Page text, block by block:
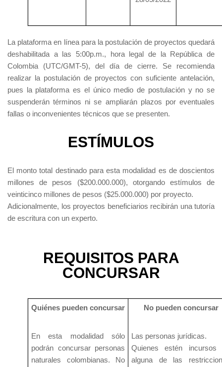
La plataforma en línea para la postulación de proyectos quedará
deshabilitada a las 5:00p.m., hora legal de la República de
Colombia (UTC/GMT-5), del día de cierre. Se recomienda
realizar la postulación de proyectos con suficiente antelación,
pues la plataforma es el único medio de postulación y no se
suspenderán términos ni se ampliarán plazos por eventuales
fallas o inconvenientes técnicos que se presenten.
ESTÍMULOS
El monto total destinado para esta modalidad es de doscientos
millones de pesos ($200.000.000), otorgando estímulos de
veinticinco millones de pesos ($25.000.000) por proyecto.
Adicionalmente, los proyectos beneficiarios recibirán una tutoría
de escritura con un experto.
REQUISITOS PARA
CONCURSAR
Quiénes pueden concursar
En esta modalidad sólo
podrán concursar personas
naturales colombianas. No
No pueden concursar
Las personas jurídicas.
Quienes estén incursos
alguna de las